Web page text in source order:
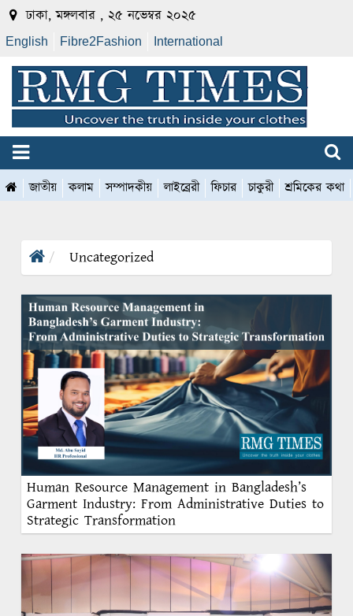
ঢাকা, মঙ্গলবার , ২৫ নভেম্বর ২০২৫
English Fibre2Fashion International
জাতীয় কলাম সম্পাদকীয় লাইব্রেরী ফিচার চাকুরী শ্রমিকের কথা
Uncategorized
Human Resource Management in Bangladesh’s
Garment Industry: From Administrative Duties to
Strategic Transformation